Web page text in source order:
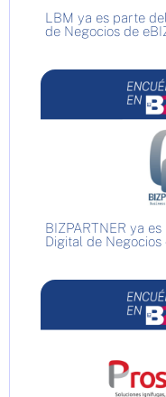
LBM ya es parte
de Negocios de
BIZPARTNER ya
Digital de Negocios